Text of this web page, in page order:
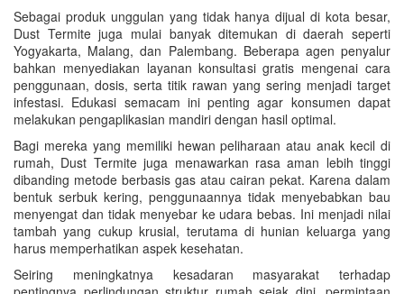
Sebagai produk unggulan yang tidak hanya dijual di kota besar,
Dust Termite juga mulai banyak ditemukan di daerah seperti
Yogyakarta, Malang, dan Palembang. Beberapa agen penyalur
bahkan menyediakan layanan konsultasi gratis mengenai cara
penggunaan, dosis, serta titik rawan yang sering menjadi target
infestasi. Edukasi semacam ini penting agar konsumen dapat
melakukan pengaplikasian mandiri dengan hasil optimal.
Bagi mereka yang memiliki hewan peliharaan atau anak kecil di
rumah, Dust Termite juga menawarkan rasa aman lebih tinggi
dibanding metode berbasis gas atau cairan pekat. Karena dalam
bentuk serbuk kering, penggunaannya tidak menyebabkan bau
menyengat dan tidak menyebar ke udara bebas. Ini menjadi nilai
tambah yang cukup krusial, terutama di hunian keluarga yang
harus memperhatikan aspek kesehatan.
Seiring meningkatnya kesadaran masyarakat terhadap